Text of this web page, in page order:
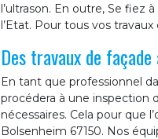
l’ultrason. En outre, Se fiez
l’Etat. Pour tous vos
Des travaux de
En tant que professionnel
procédera à une inspection
nécessaires. Cela pour que
Bolsenheim 67150. Nos